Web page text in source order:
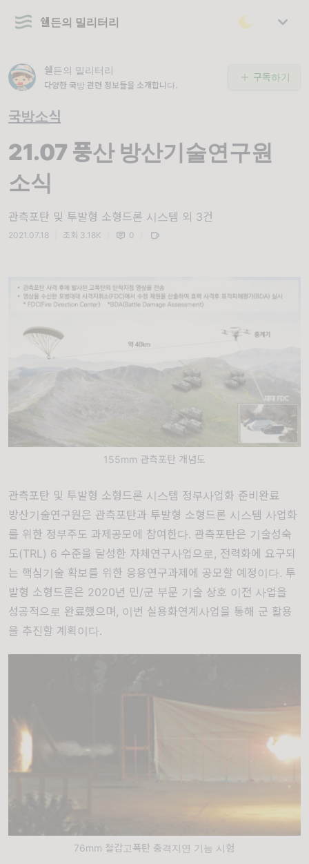
쉘든의 밀리터리
쉘든의 밀리터리
다양한 국방 관련 정보들을 소개합니다.
구독하기
국방소식
21.07 풍산 방산기술연구원
소식
관측포탄 및 투발형 소형드론 시스템 외 3건
2021.07.18 조회 3.18K 0
155mm 관측포탄 개념도
관측포탄 및 투발형 소형드론 시스템 정부사업화 준비완료
방산기술연구원은 관측포탄과 투발형 소형드론 시스템 사업화
를 위한 정부주도 과제공모에 참여한다. 관측포탄은 기술성숙
도(TRL) 6 수준을 달성한 자체연구사업으로, 전력화에 요구되
는 핵심기술 확보를 위한 응용연구과제에 공모할 예정이다. 투
발형 소형드론은 2020년 민/군 부문 기술 상호 이전 사업을
성공적으로 완료했으며, 이번 실용화연계사업을 통해 군 활용
을 추진할 계획이다.
76mm 철갑고폭탄 충격지연 기능 시험